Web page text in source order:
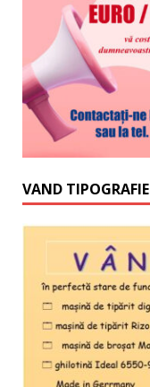
VAND TIPOGRAFIE